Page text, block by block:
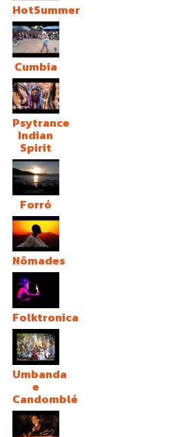
HotSummer
Cumbia
Psytrance
Indian
Spirit
Forró
Nômades
Folktronica
Umbanda
e
Candomblé